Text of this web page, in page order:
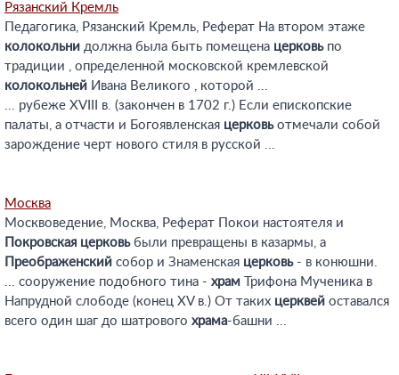
Рязанский Кремль
Педагогика, Рязанский Кремль, Реферат На втором этаже
колокольни должна была быть помещена церковьпо
традиции , определенной московской кремлевской
колокольней Ивана Великого , которой ...
... рубеже ХVIII в. (закончен в 1702 г.) Если епископские
палаты, а отчасти и Богоявленская церковьотмечали собой
зарождение черт нового стиля в русской ...
Москва
Москвоведение, Москва, Реферат Покои настоятеля и
Покровская церковьбыли превращены в казармы, а
Преображенский собор и Знаменская церковь- в конюшни.
... сооружение подобного тина - храм Трифона Мученика в
Напрудной слободе (конец XV в.) От таких церквей оставался
всего один шаг до шатрового храма-башни ...